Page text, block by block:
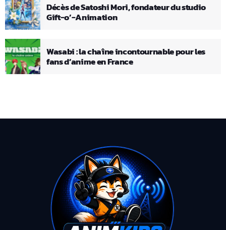
Décès de Satoshi Mori, fondateur du studio
Gift-o’-Animation
Wasabi : la chaîne incontournable pour les
fans d’anime en France